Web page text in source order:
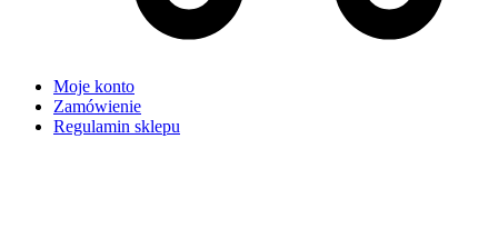
Moje konto
Zamówienie
Regulamin sklepu